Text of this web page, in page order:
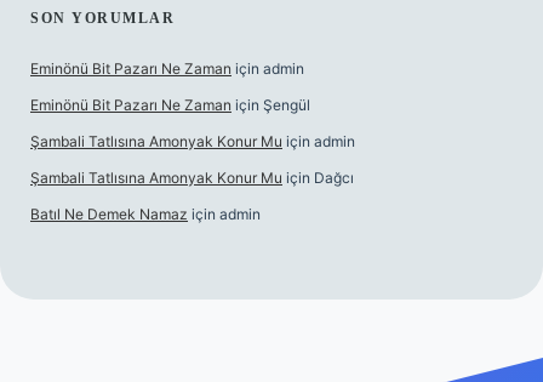
SON YORUMLAR
Eminönü Bit Pazarı Ne Zaman için admin
Eminönü Bit Pazarı Ne Zaman için Şengül
Şambali Tatlısına Amonyak Konur Mu için admin
Şambali Tatlısına Amonyak Konur Mu için Dağcı
Batıl Ne Demek Namaz için admin